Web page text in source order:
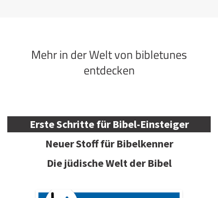
Mehr in der Welt von bibletunes
entdecken
Erste Schritte für Bibel-Einsteiger
Neuer Stoff für Bibelkenner
Die jüdische Welt der Bibel